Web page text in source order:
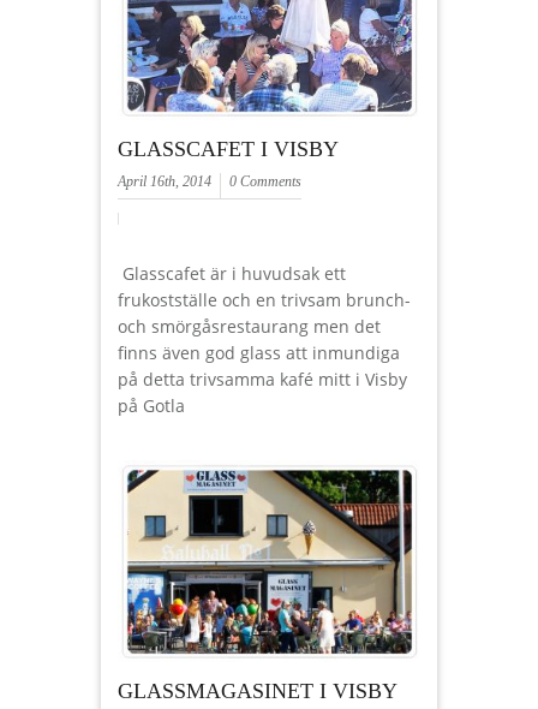
GLASSCAFET I VISBY
April 16th, 2014 0 Comments
Glasscafet är i huvudsak ett
frukostställe och en trivsam brunch-
och smörgåsrestaurang men det
finns även god glass att inmundiga
på detta trivsamma kafé mitt i Visby
på Gotla
GLASSMAGASINET I VISBY